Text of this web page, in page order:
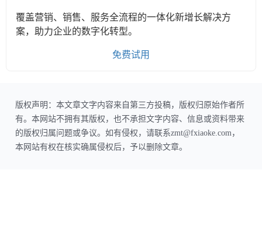
覆盖营销、销售、服务全流程的一体化新增长解决方
案，助力企业的数字化转型。
免费试用
版权声明：本文章文字内容来自第三方投稿，版权归原始作者所
有。本网站不拥有其版权，也不承担文字内容、信息或资料带来
的版权归属问题或争议。如有侵权，请联系zmt@fxiaoke.com，
本网站有权在核实确属侵权后，予以删除文章。